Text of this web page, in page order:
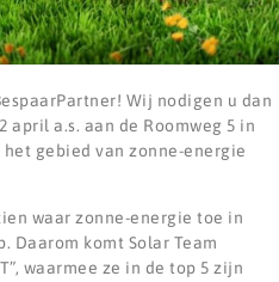
Wij nodigen u dan
april a.s. aan de Roomweg 5 in
gebied van zonne-energie
waar zonne-energie toe in
Daarom komt Solar Team
waarmee ze in de top 5 zijn